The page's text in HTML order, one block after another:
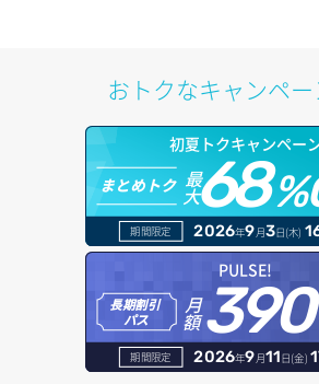
ポートデタッチ
ボリュームアタッチ
ボリュームデタッチ
ヘルスモニタ一覧取得
ヘルスモニタ作成
ヘルスモニタ削除
ヘルスモニタ更新
ヘルスモニタ詳細取得
オブジェクトダウンロード
オブジェクトバージョン管理
オブジェクト一覧取得
オブジェクト削除
オブジェクト削除予約
ドメイン情報登録
ドメイン詳細取得
レコード一覧取得
レコード作成
おトクなキャンペ
初夏トクキャンペー
まとめトク 最
大68
期間限定 2026年9月3日(木)
PULSE!
長期割引
パス
月
額390
期間限定 2026年9月11日(金)